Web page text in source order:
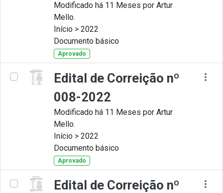
Modificado há 11 Meses por Artur
Mello.
Início > 2022
Documento básico
Aprovado
Edital de Correição nº
008-2022
Modificado há 11 Meses por Artur
Mello.
Início > 2022
Documento básico
Aprovado
Edital de Correição nº